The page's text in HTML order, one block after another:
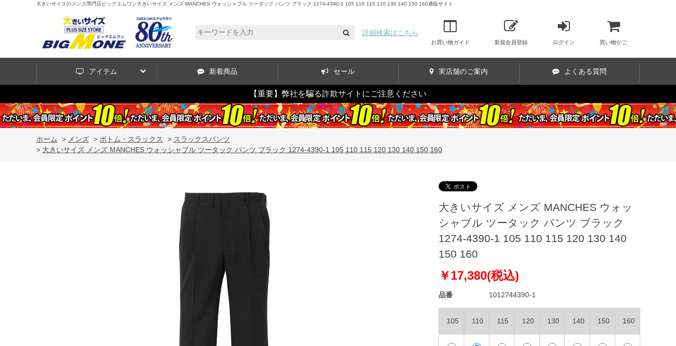
大きいサイズのメンズ専門店ビッグエムワン大きいサイズ メンズ MANCHES ウォッシャブル ツータック パンツ ブラック 1274-4390-1 105 110 115 120 130 140 150 160通販サイト
詳細検索はこちら
お買い物ガイド 新規会員登録 ログイン 買い物かご
アイテム 新着商品 セール 実店舗のご案内 よくある質問
【重要】弊社を騙る詐欺サイトにご注意ください
ホーム > メンズ > ボトム・スラックス > スラックスパンツ
> 大きいサイズ メンズ MANCHES ウォッシャブル ツータック パンツ ブラック 1274-4390-1 105 110 115 120 130 140 150 160
大きいサイズ メンズ MANCHES ウォッ
シャブル ツータック パンツ ブラック
1274-4390-1 105 110 115 120 130 140
150 160
￥17,380(税込)
品番 1012744390-1
105 110 115 120 130 140 150 160